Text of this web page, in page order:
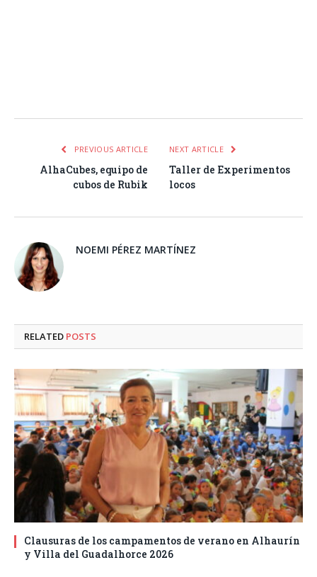
PREVIOUS ARTICLE
AlhaCubes, equipo de
cubos de Rubik
NEXT ARTICLE
Taller de Experimentos
locos
NOEMI PÉREZ MARTÍNEZ
RELATED POSTS
Clausuras de los campamentos de verano en Alhaurín
y Villa del Guadalhorce 2026